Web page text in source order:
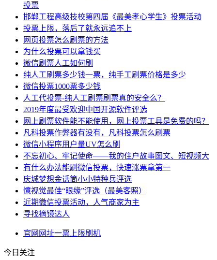
投票
邯郸工程高级技校第四届《最美孝心学生》投票活动
投票上限，落后了就永远追不上
网页投票怎么刷票的方法
为什么投票可以拿钱买
微信刷票人工如何刷
纯人工刷票多少钱一票，纯手工刷票价格是多少
微信投票1000票多少钱
人工代投票-纯人工刷票刷票真的安全么？
2019年度最受欢迎中国开源软件评选
网上刷票软件能不能使用，网上投票工具是免费的吗？
凡科投票作弊器有没有，凡科投票怎么刷票
微信小程序用户量UV怎么刷
不忘初心、牢记使命——我的住户故事图文、短视频大
有什么办法能刷微信投票，快速涨票拿第一
庆城梦想金话筒小小特种兵评选
憶视觉最佳“眼缘”评选（最美客照）
近期微信投票活动，人气商家为主
寻找摘镜达人
官网 网址一票 上限刷机
今日关注